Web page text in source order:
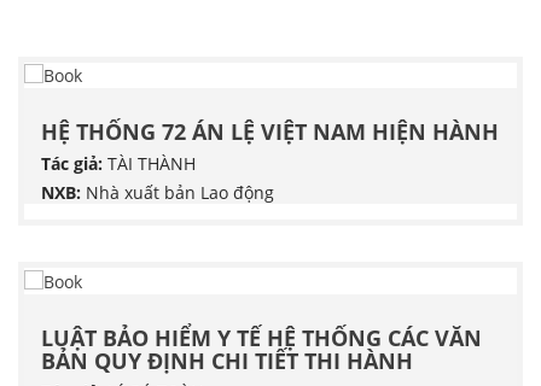
HỆ THỐNG 72 ÁN LỆ VIỆT NAM HIỆN HÀNH
Tác giả: TÀI THÀNH
NXB: Nhà xuất bản Lao động
LUẬT BẢO HIỂM Y TẾ HỆ THỐNG CÁC VĂN
BẢN QUY ĐỊNH CHI TIẾT THI HÀNH